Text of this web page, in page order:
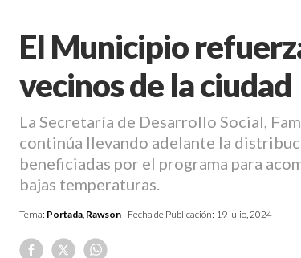
El Municipio
vecinos de la ciudad
La Secretaría de Desarrollo Social,
continúa llevando adelante la
beneficiadas por el programa para
bajas temperaturas.
Tema: Portada, Rawson- Fecha de Publicación: 19 julio, 2024